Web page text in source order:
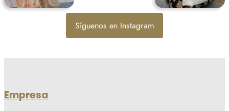
Síguenos en Instagram
Empresa